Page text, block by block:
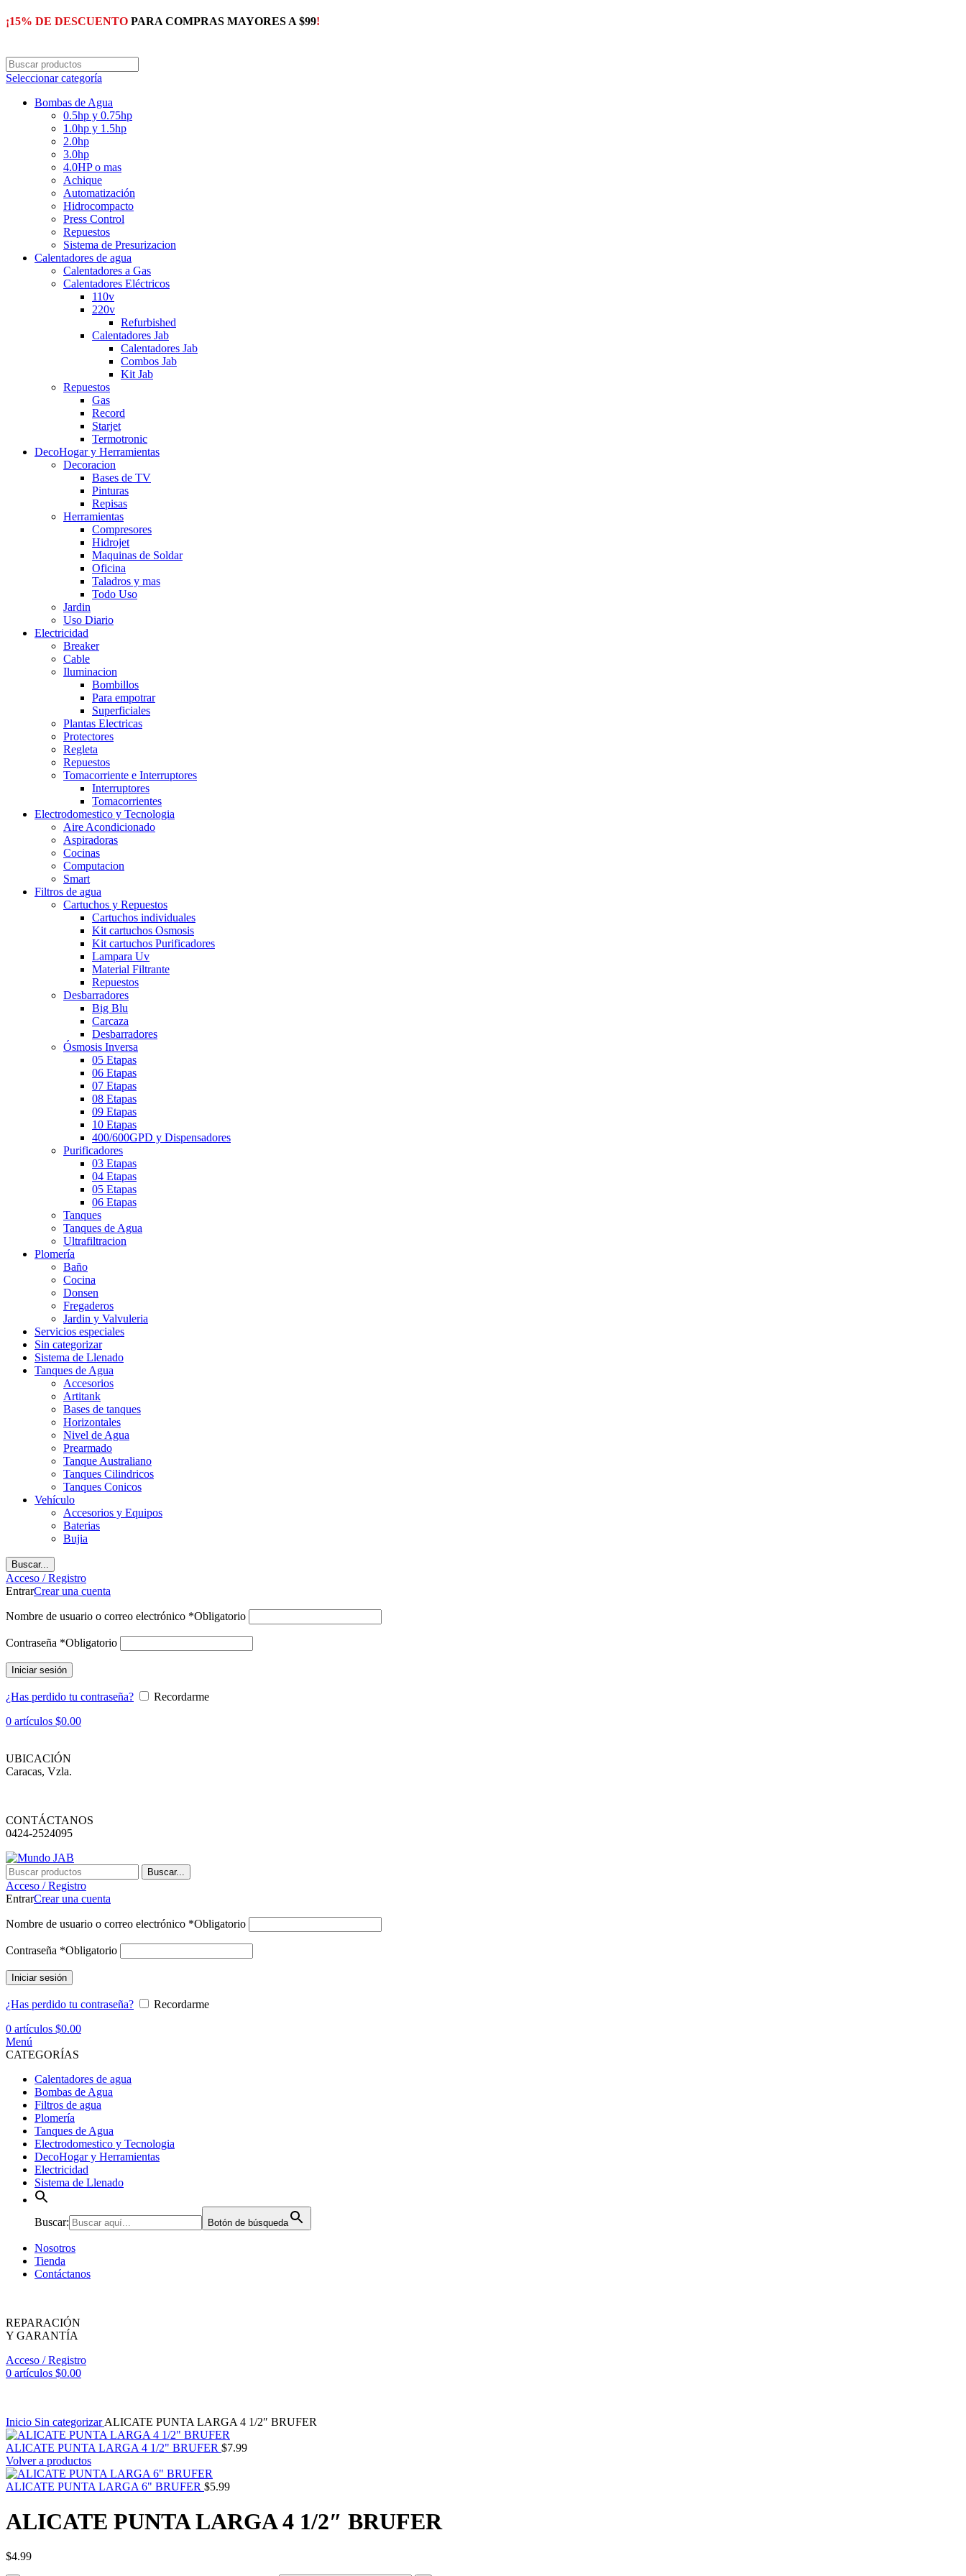
¡15% DE DESCUENTO PARA COMPRAS MAYORES A $99!
Seleccionar categoría
Bombas de Agua
0.5hp y 0.75hp
1.0hp y 1.5hp
2.0hp
3.0hp
4.0HP o mas
Achique
Automatización
Hidrocompacto
Press Control
Repuestos
Sistema de Presurizacion
Calentadores de agua
Calentadores a Gas
Calentadores Eléctricos
110v
220v
Refurbished
Calentadores Jab
Calentadores Jab
Combos Jab
Kit Jab
Repuestos
Gas
Record
Starjet
Termotronic
DecoHogar y Herramientas
Decoracion
Bases de TV
Pinturas
Repisas
Herramientas
Compresores
Hidrojet
Maquinas de Soldar
Oficina
Taladros y mas
Todo Uso
Jardin
Uso Diario
Electricidad
Breaker
Cable
Iluminacion
Bombillos
Para empotrar
Superficiales
Plantas Electricas
Protectores
Regleta
Repuestos
Tomacorriente e Interruptores
Interruptores
Tomacorrientes
Electrodomestico y Tecnologia
Aire Acondicionado
Aspiradoras
Cocinas
Computacion
Smart
Filtros de agua
Cartuchos y Repuestos
Cartuchos individuales
Kit cartuchos Osmosis
Kit cartuchos Purificadores
Lampara Uv
Material Filtrante
Repuestos
Desbarradores
Big Blu
Carcaza
Desbarradores
Ósmosis Inversa
05 Etapas
06 Etapas
07 Etapas
08 Etapas
09 Etapas
10 Etapas
400/600GPD y Dispensadores
Purificadores
03 Etapas
04 Etapas
05 Etapas
06 Etapas
Tanques
Tanques de Agua
Ultrafiltracion
Plomería
Baño
Cocina
Donsen
Fregaderos
Jardin y Valvuleria
Servicios especiales
Sin categorizar
Sistema de Llenado
Tanques de Agua
Accesorios
Artitank
Bases de tanques
Horizontales
Nivel de Agua
Prearmado
Tanque Australiano
Tanques Cilindricos
Tanques Conicos
Vehículo
Accesorios y Equipos
Baterias
Bujia
Buscar...
Acceso / Registro
EntrarCrear una cuenta
Nombre de usuario o correo electrónico *Obligatorio
Contraseña *Obligatorio
Iniciar sesión
¿Has perdido tu contraseña?
Recordarme
0 artículos $0.00
UBICACIÓN
Caracas, Vzla.
CONTÁCTANOS
0424-2524095
Buscar...
Acceso / Registro
EntrarCrear una cuenta
Nombre de usuario o correo electrónico *Obligatorio
Contraseña *Obligatorio
Iniciar sesión
¿Has perdido tu contraseña?
Recordarme
0 artículos $0.00
Menú
CATEGORÍAS
Calentadores de agua
Bombas de Agua
Filtros de agua
Plomería
Tanques de Agua
Electrodomestico y Tecnologia
DecoHogar y Herramientas
Electricidad
Sistema de Llenado
Buscar: Botón de búsqueda
Nosotros
Tienda
Contáctanos
REPARACIÓN
Y GARANTÍA
Acceso / Registro
0 artículos $0.00
Inicio Sin categorizarALICATE PUNTA LARGA 4 1/2″ BRUFER
ALICATE PUNTA LARGA 4 1/2" BRUFER $7.99
Volver a productos
ALICATE PUNTA LARGA 6" BRUFER $5.99
ALICATE PUNTA LARGA 4 1/2″ BRUFER
$4.99